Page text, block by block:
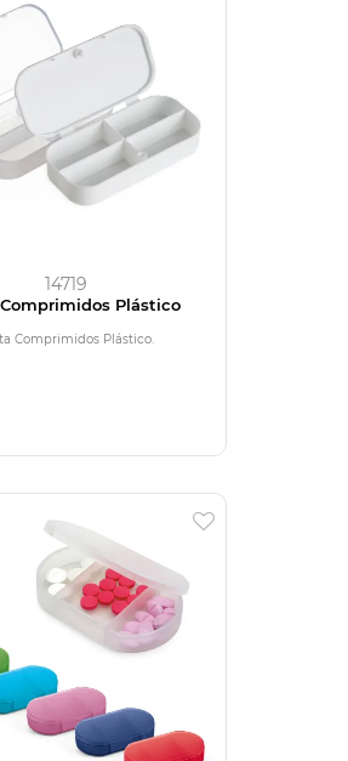
14719
Plástico
Comprimidos Plástico.